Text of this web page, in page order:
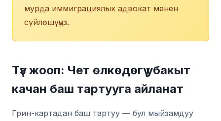
мурда иммиграциялык адвокат менен
сүйлөшүңүз.
Түз жооп: Чет өлкөдөгү убакыт
качан баш тартууга айланат
Грин-картадан баш тартуу — бул мыйзамдуу